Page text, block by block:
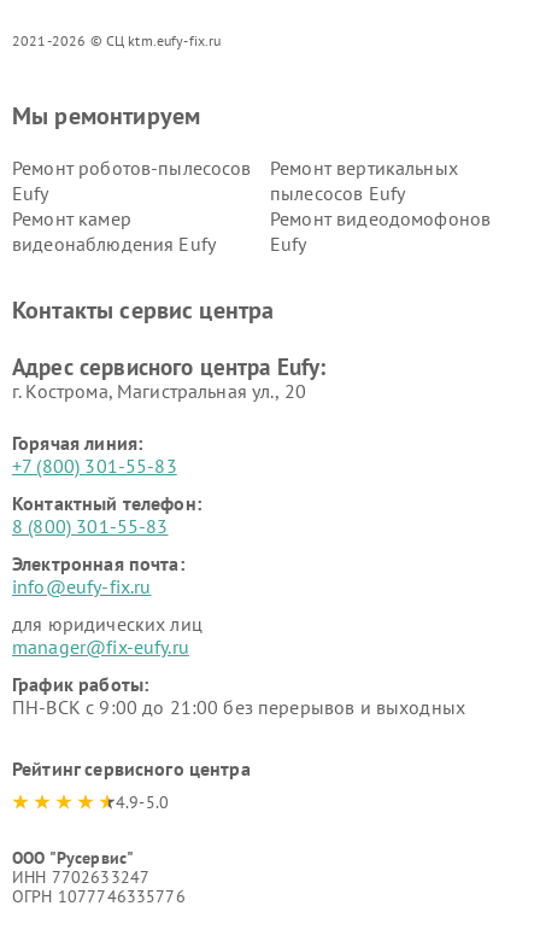
2021-2026 © СЦ ktm.eufy-fix.ru
Мы ремонтируем
Ремонт роботов-пылесосов
Eufy
Ремонт вертикальных
пылесосов Eufy
Ремонт камер
видеонаблюдения Eufy
Ремонт видеодомофонов
Eufy
Контакты сервис центра
Адрес сервисного центра Eufy:
г. Кострома, Магистральная ул., 20
Горячая линия:
+7 (800) 301-55-83
Контактный телефон:
8 (800) 301-55-83
Электронная почта:
info@eufy-fix.ru
для юридических лиц
manager@fix-eufy.ru
График работы:
ПН-ВСК с 9:00 до 21:00 без перерывов и выходных
Рейтинг сервисного центра
4.9-5.0
ООО "Русервис"
ИНН 7702633247
ОГРН 1077746335776